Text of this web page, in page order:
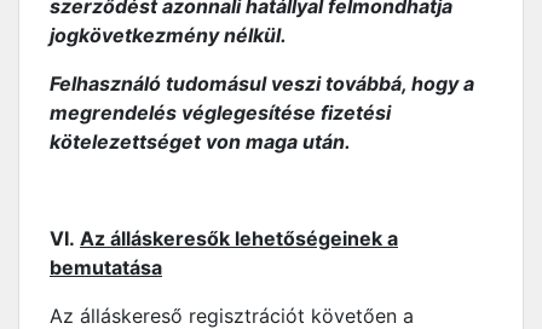
szerződést azonnali hatállyal felmondhatja
jogkövetkezmény nélkül.
Felhasználó tudomásul veszi továbbá, hogy a
megrendelés véglegesítése fizetési
kötelezettséget von maga után.
VI. Az álláskeresők lehetőségeinek a
bemutatása
Az álláskereső regisztrációt követően a